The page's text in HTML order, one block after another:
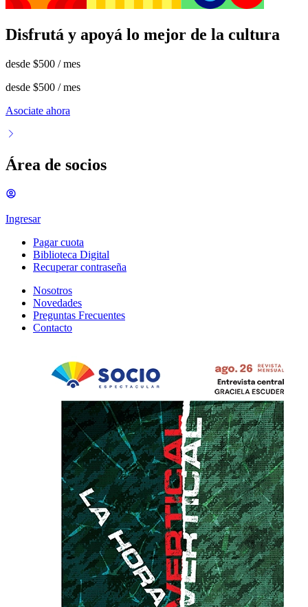
Disfrutá y apoyá lo mejor de la cultura
desde $500 / mes
desde $500 / mes
Asociate ahora
Área de socios
Ingresar
Pagar cuota
Biblioteca Digital
Recuperar contraseña
Nosotros
Novedades
Preguntas Frecuentes
Contacto